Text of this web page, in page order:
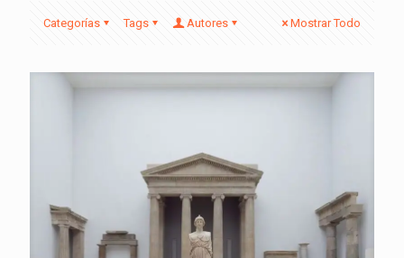
Categorías Tags Autores Mostrar Todo